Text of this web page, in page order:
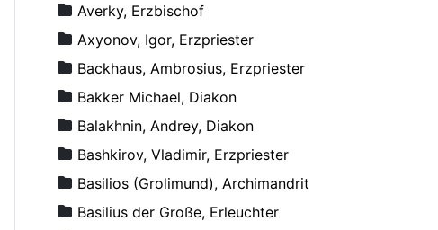
Averky, Erzbischof
Axyonov, Igor, Erzpriester
Backhaus, Ambrosius, Erzpriester
Bakker Michael, Diakon
Balakhnin, Andrey, Diakon
Bashkirov, Vladimir, Erzpriester
Basilios (Grolimund), Archimandrit
Basilius der Große, Erleuchter